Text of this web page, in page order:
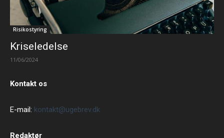
Risikostyring
Kriseledelse
11/06/2024
Kontakt os
E-mail: kontakt@ugebrev.dk
Redaktør